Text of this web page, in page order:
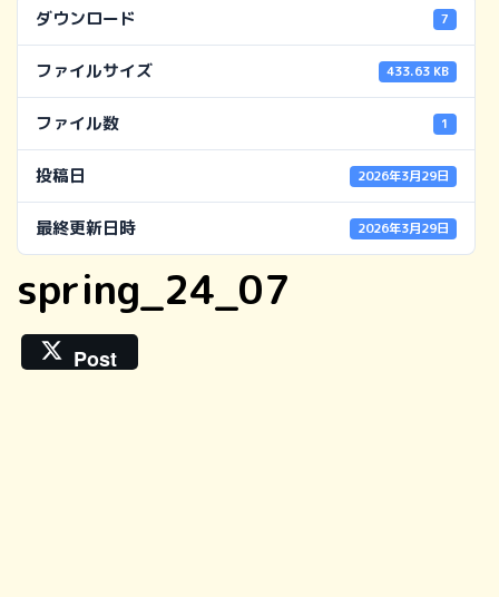
ダウンロード 7
ファイルサイズ 433.63 KB
ファイル数 1
投稿日 2026年3月29日
最終更新日時 2026年3月29日
spring_24_07
Post